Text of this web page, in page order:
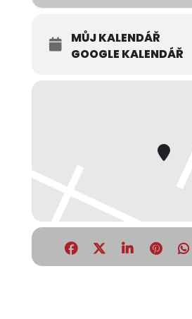
MŮJ KALENDÁŘ
GOOGLE KALENDÁŘ